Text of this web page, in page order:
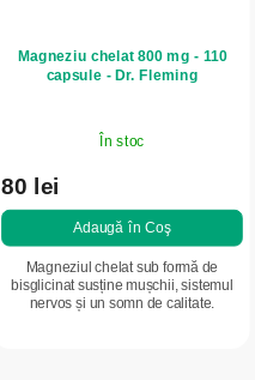
Magneziu chelat 800 mg - 110
capsule - Dr. Fleming
În stoc
80 lei
Adaugă în Coş
Magneziul chelat sub formă de
bisglicinat susține mușchii, sistemul
nervos și un somn de calitate.